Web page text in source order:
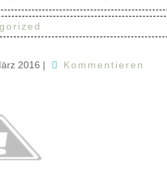
2016 | Kommentieren